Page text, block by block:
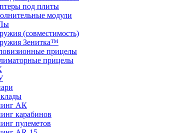
под плиты
модули
(совместимость)
Зенитка™
прицелы
прицелы
АК
карабинов
пулеметов